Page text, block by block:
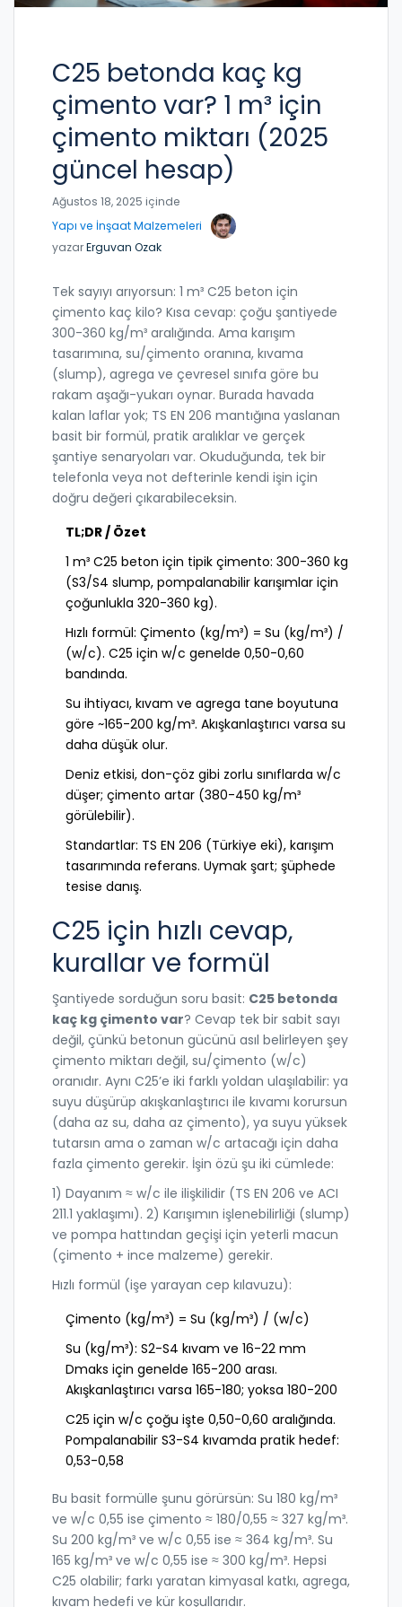
C25 betonda kaç kg
çimento var? 1 m³ için
çimento miktarı (2025
güncel hesap)
Ağustos 18, 2025 içinde
Yapı ve İnşaat Malzemeleri
yazarErguvan Ozak
Tek sayıyı arıyorsun: 1 m³ C25 beton için
çimento kaç kilo? Kısa cevap: çoğu şantiyede
300-360 kg/m³ aralığında. Ama karışım
tasarımına, su/çimento oranına, kıvama
(slump), agrega ve çevresel sınıfa göre bu
rakam aşağı-yukarı oynar. Burada havada
kalan laflar yok; TS EN 206 mantığına yaslanan
basit bir formül, pratik aralıklar ve gerçek
şantiye senaryoları var. Okuduğunda, tek bir
telefonla veya not defterinle kendi işin için
doğru değeri çıkarabileceksin.
TL;DR / Özet
1 m³ C25 beton için tipik çimento: 300-360 kg
(S3/S4 slump, pompalanabilir karışımlar için
çoğunlukla 320-360 kg).
Hızlı formül: Çimento (kg/m³) = Su (kg/m³) /
(w/c). C25 için w/c genelde 0,50-0,60
bandında.
Su ihtiyacı, kıvam ve agrega tane boyutuna
göre ~165-200 kg/m³. Akışkanlaştırıcı varsa su
daha düşük olur.
Deniz etkisi, don-çöz gibi zorlu sınıflarda w/c
düşer; çimento artar (380-450 kg/m³
görülebilir).
Standartlar: TS EN 206 (Türkiye eki), karışım
tasarımında referans. Uymak şart; şüphede
tesise danış.
C25 için hızlı cevap,
kurallar ve formül
Şantiyede sorduğun soru basit: C25 betonda
kaç kg çimento var? Cevap tek bir sabit sayı
değil, çünkü betonun gücünü asıl belirleyen şey
çimento miktarı değil, su/çimento (w/c)
oranıdır. Aynı C25’e iki farklı yoldan ulaşılabilir: ya
suyu düşürüp akışkanlaştırıcı ile kıvamı korursun
(daha az su, daha az çimento), ya suyu yüksek
tutarsın ama o zaman w/c artacağı için daha
fazla çimento gerekir. İşin özü şu iki cümlede:
1) Dayanım ≈ w/c ile ilişkilidir (TS EN 206 ve ACI
211.1 yaklaşımı). 2) Karışımın işlenebilirliği (slump)
ve pompa hattından geçişi için yeterli macun
(çimento + ince malzeme) gerekir.
Hızlı formül (işe yarayan cep kılavuzu):
Çimento (kg/m³) = Su (kg/m³) / (w/c)
Su (kg/m³): S2-S4 kıvam ve 16-22 mm
Dmaks için genelde 165-200 arası.
Akışkanlaştırıcı varsa 165-180; yoksa 180-200
C25 için w/c çoğu işte 0,50-0,60 aralığında.
Pompalanabilir S3-S4 kıvamda pratik hedef:
0,53-0,58
Bu basit formülle şunu görürsün: Su 180 kg/m³
ve w/c 0,55 ise çimento ≈ 180/0,55 ≈ 327 kg/m³.
Su 200 kg/m³ ve w/c 0,55 ise ≈ 364 kg/m³. Su
165 kg/m³ ve w/c 0,55 ise ≈ 300 kg/m³. Hepsi
C25 olabilir; farkı yaratan kimyasal katkı, agrega,
kıvam hedefi ve kür koşullarıdır.